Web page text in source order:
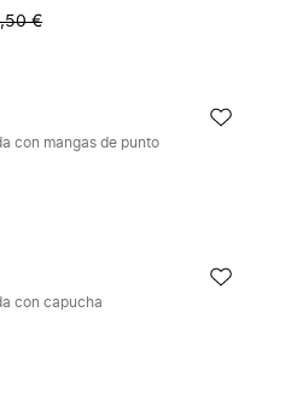
€
con mangas de punto
con capucha